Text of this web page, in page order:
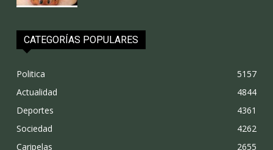
CATEGORÍAS POPULARES
Politica
5157
Actualidad
4844
Deportes
4361
Sociedad
4262
Caripelas
2655